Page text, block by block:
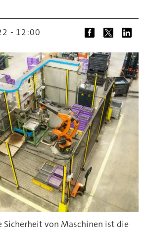
- 12:00
Sicherheit von Maschinen ist die